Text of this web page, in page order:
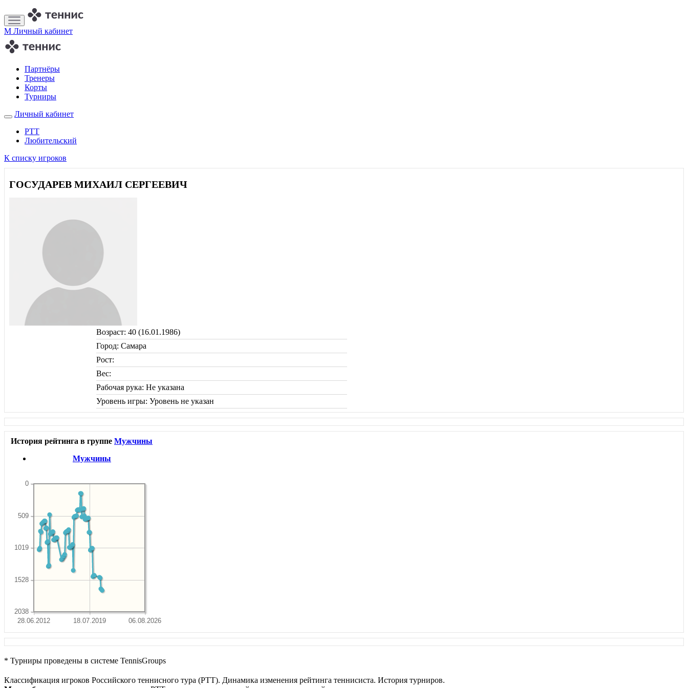
M Личный кабинет
Партнёры
Тренеры
Корты
Турниры
Личный кабинет
РТТ
Любительский
К списку игроков
ГОСУДАРЕВ МИХАИЛ СЕРГЕЕВИЧ
Возраст: 40 (16.01.1986)
Город: Самара
Рост:
Вес:
Рабочая рука: Не указана
Уровень игры: Уровень не указан
История рейтинга в группе Мужчины
Мужчины
28.06.2012 18.07.2019 06.08.2026
2038
1528
1019
509
0
* Турниры проведены в системе TennisGroups
Классификация игроков Российского теннисного тура (РТТ). Динамика изменения рейтинга теннисиста. История турниров.